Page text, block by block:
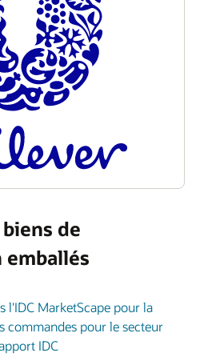
de
l'IDC MarketScape pour la
commandes pour le secteur
IDC